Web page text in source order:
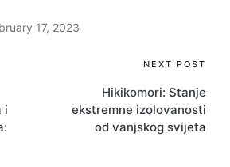
17, 2023
i
NEXT POST
Hikikomori: Stanje
ekstremne izolovanosti
od vanjskog svijeta